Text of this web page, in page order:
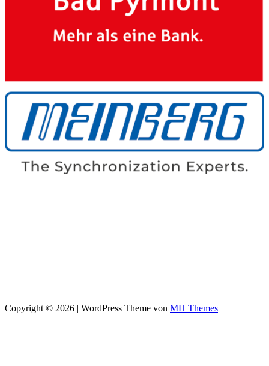
Copyright © 2026 | WordPress Theme von MH Themes